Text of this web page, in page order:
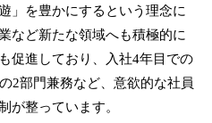
」を豊かにするという理念に
など新たな領域へも積極的に
促進しており、入社4年目での
2部門兼務など、意欲的な社員
が整っています。